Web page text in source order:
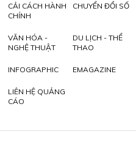
CẢI CÁCH HÀNH
CHÍNH
CHUYỂN ĐỔI SỐ
VĂN HÓA -
NGHỆ THUẬT
DU LỊCH - THỂ
THAO
INFOGRAPHIC EMAGAZINE
LIÊN HỆ QUẢNG
CÁO